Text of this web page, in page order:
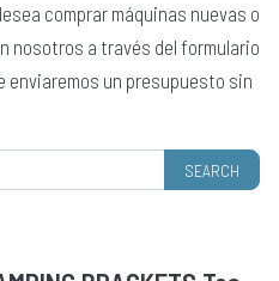
comprar máquinas nuevas o
nosotros a través del formulario
enviaremos un presupuesto sin